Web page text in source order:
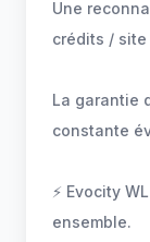
Une
crédits / site
La garantie
constante
⚡ Evocity
ensemble.